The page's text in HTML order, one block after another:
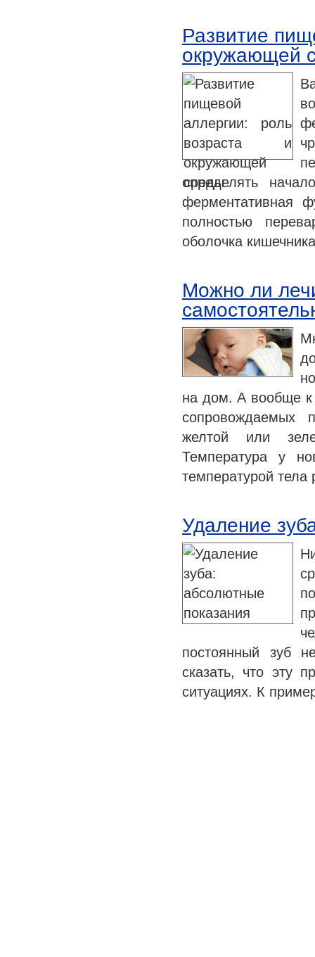
Развитие
окружающей
определять
ферментативная
полностью
оболочка
Можно ли
на дом. А вообще к
сопровождаемых
желтой или
Температура у
температурой
Удаление
постоянный зуб
сказать, что эту
ситуациях. К